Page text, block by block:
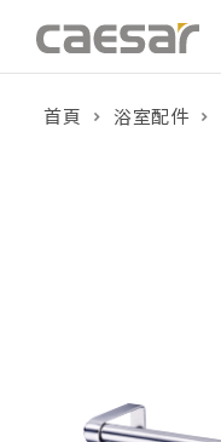
首頁 浴室配件